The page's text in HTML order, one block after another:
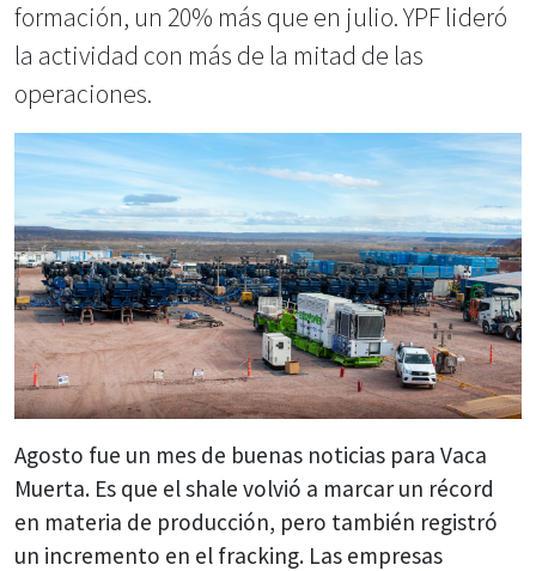
formación, un 20% más que en julio. YPF lideró
la actividad con más de la mitad de las
operaciones.
Agosto fue un mes de buenas noticias para Vaca
Muerta. Es que el shale volvió a marcar un récord
en materia de producción, pero también registró
un incremento en el fracking. Las empresas